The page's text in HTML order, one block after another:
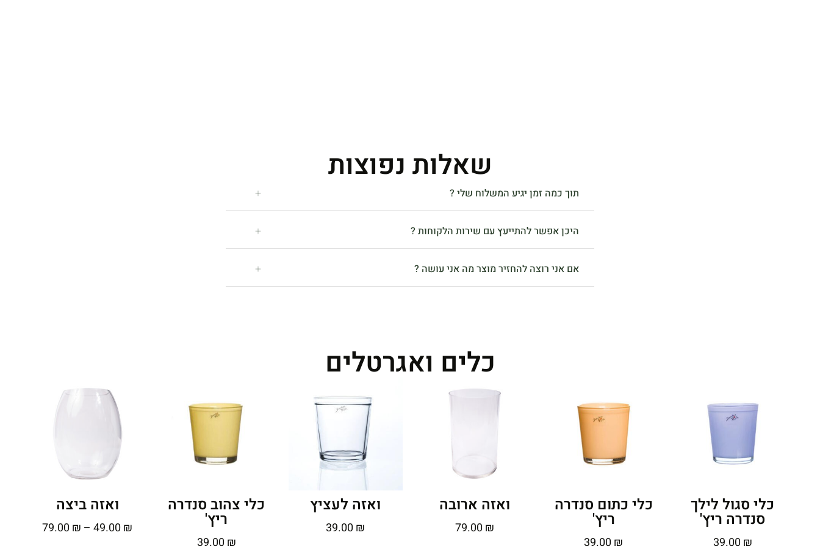
שאלות נפוצות
תוך כמה זמן יגיע המשלוח שלי ?
היכן אפשר להתייעץ עם שירות הלקוחות ?
אם אני רוצה להחזיר מוצר מה אני עושה ?
כלים ואגרטלים
כלי סגול לילך
סנדרה ריץ'
39.00 ₪
כלי כתום סנדרה
ריץ'
39.00 ₪
ואזה ארובה
79.00 ₪
ואזה לעציץ
39.00 ₪
כלי צהוב סנדרה
ריץ'
39.00 ₪
ואזה ביצה
49.00 ₪
–
79.00 ₪